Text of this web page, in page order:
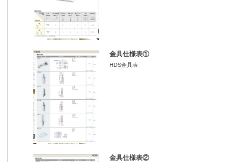
金具仕様表①
HDS金具表
金具仕様表②